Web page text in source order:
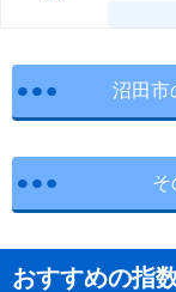
沼田市
そ
おすすめの指